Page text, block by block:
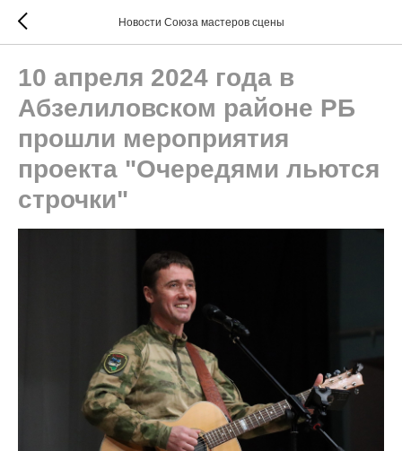
Новости Союза мастеров сцены
10 апреля 2024 года в
Абзелиловском районе РБ
прошли мероприятия
проекта "Очередями льются
строчки"